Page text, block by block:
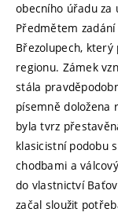
obecního úřadu
Předmětem
Březolupech,
regionu. Zámek
stála
písemně doložena
byla tvrz
klasicistní podobu
chodbami a
do vlastnictví
začal sloužit